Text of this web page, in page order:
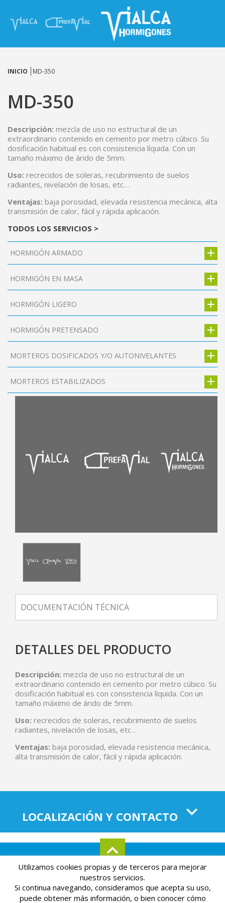
INICIO MD-350
MD-350
Descripción: mezcla de uso no estructural de un
extraordinario contenido en cemento por metro cúbico. Su
dosificación habitual es con consistencia líquida. Con un
tamaño máximo de árido de 5mm.
Uso: recrecidos de soleras, recubrimiento de suelos
radiantes, nivelación de losas, etc…
Ventajas: baja porosidad, elevada resistencia mecánica, alta
transmisión de calor, fácil y rápida aplicación.
TODOS LOS SERVICIOS >
HORMIGÓN ARMADO
HORMIGÓN EN MASA
HORMIGÓN LIGERO
HORMIGÓN PRETENSADO
MORTEROS DOSIFICADOS Y/O AUTONIVELANTES
MORTEROS ESTABILIZADOS
DOCUMENTACIÓN TÉCNICA
DETALLES DEL PRODUCTO
Descripción: mezcla de uso no estructural de un
extraordinario contenido en cemento por metro cúbico. Su
dosificación habitual es con consistencia líquida. Con un
tamaño máximo de árido de 5mm.
Uso: recrecidos de soleras, recubrimiento de suelos
radiantes, nivelación de losas, etc…
Ventajas: baja porosidad, elevada resistencia mecánica,
alta transmisión de calor, fácil y rápida aplicación.
LOCALIZACIÓN Y CONTACTO
Mapa del sitio
Política de privacidad
Powered byPáginas Amarillas
Utilizamos cookies propias y de terceros para mejorar
nuestros servicios.
Si continua navegando, consideramos que acepta su uso,
puede obtener más información, o bien conocer cómo